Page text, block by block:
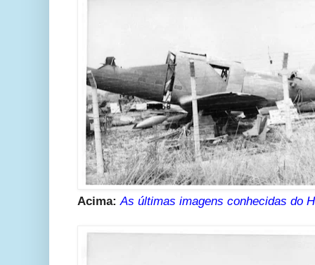
Acima: As últimas imagens conhecidas do